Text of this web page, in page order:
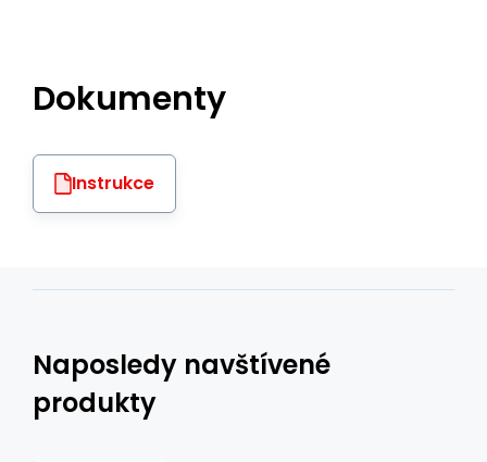
Dokumenty
Instrukce
Naposledy navštívené
produkty